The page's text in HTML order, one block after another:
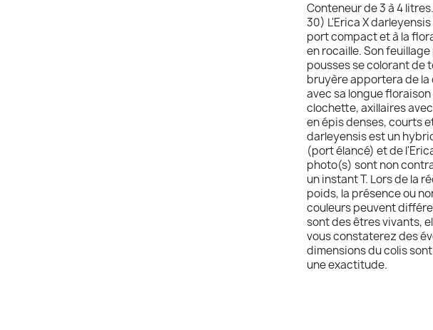
Conteneur de 3 à 4
30) L'Erica X
port compact et à la
en rocaille. Son
pousses se colorant de
bruyère apportera de
avec sa longue
clochette, axillaires
en épis denses, courts
darleyensis est un
(port élancé) et de
photo(s) sont non
un instant T. Lors de la
poids, la présence ou
couleurs peuvent
sont des êtres vivants,
vous constaterez des
dimensions du colis
une exactitude.